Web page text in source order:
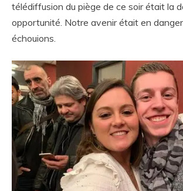
télédiffusion du piège de ce soir était la
opportunité. Notre avenir était en
échouions.